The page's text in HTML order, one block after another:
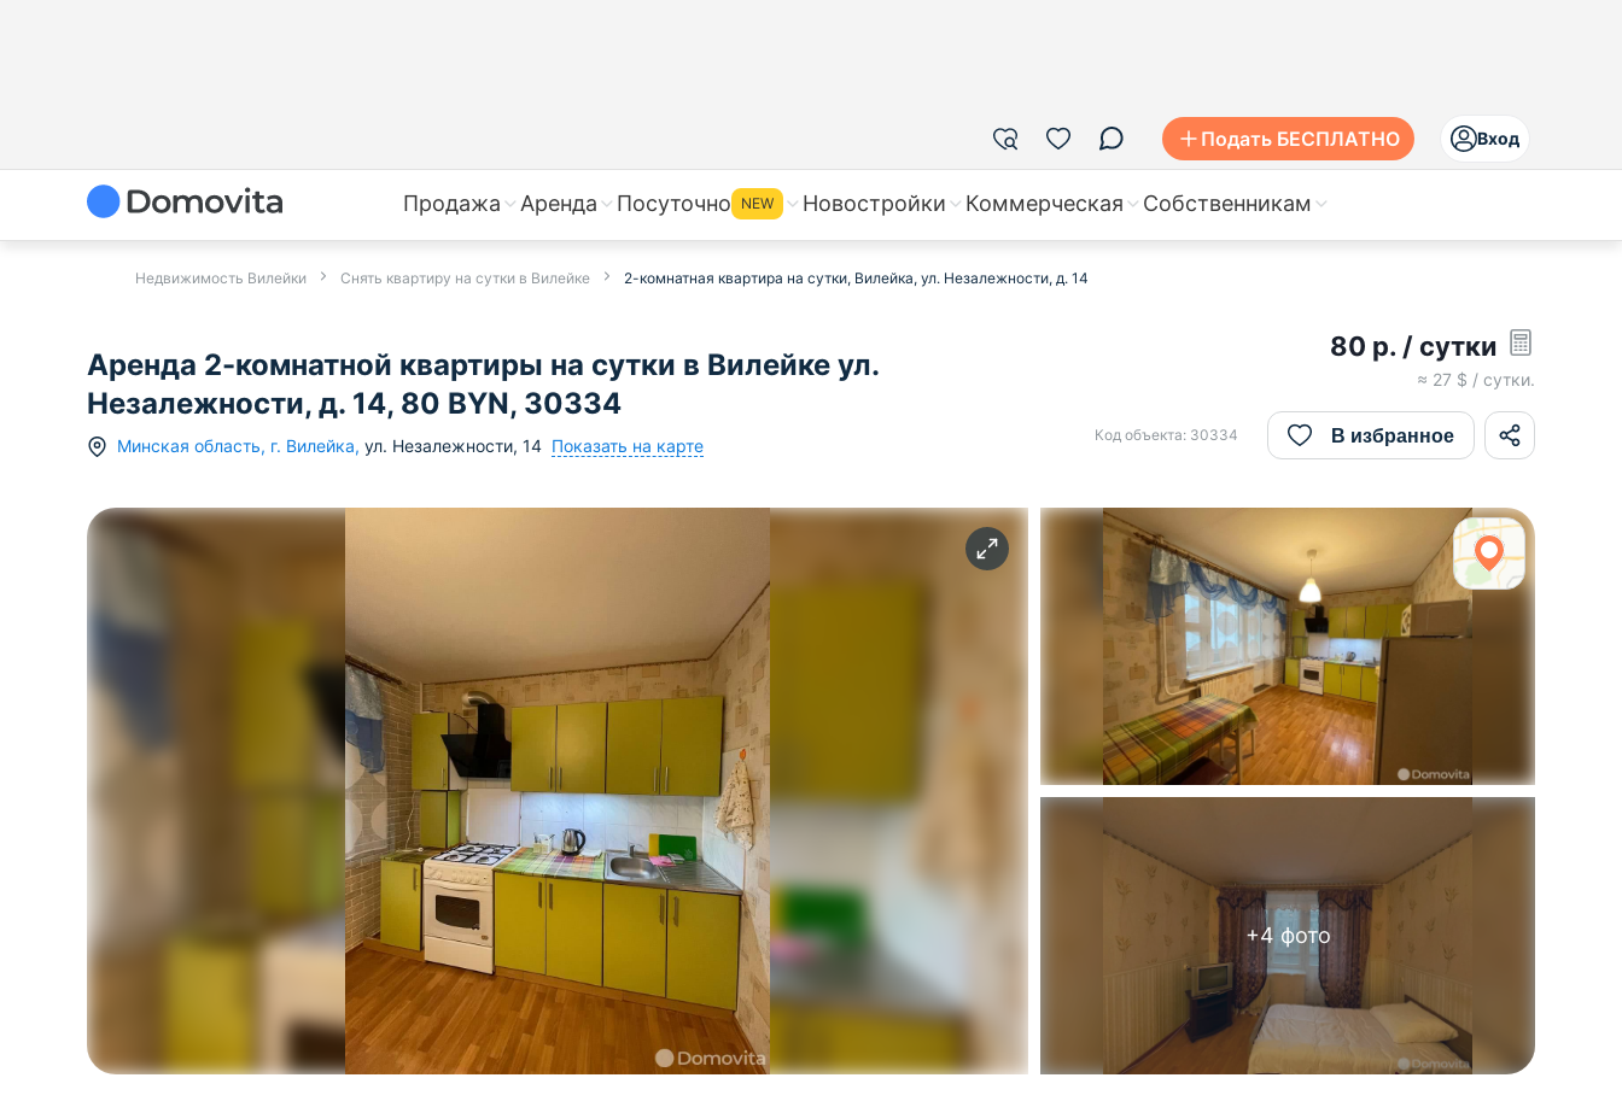
Подать БЕСПЛАТНО Вход
Продажа Аренда Посуточно NEW Новостройки Коммерческая Собственникам
Недвижимость Вилейки Снять квартиру на сутки в Вилейке 2-комнатная квартира на сутки, Вилейка, ул. Незалежности, д. 14
Аренда 2-комнатной квартиры на сутки в Вилейке ул.
Незалежности, д. 14, 80 BYN, 30334
Минская область, г. Вилейка, ул. Незалежности, 14 Показать на карте
80 р. / сутки
≈ 27 $ / сутки.
Код объекта: 30334 В избранное
+4 фото